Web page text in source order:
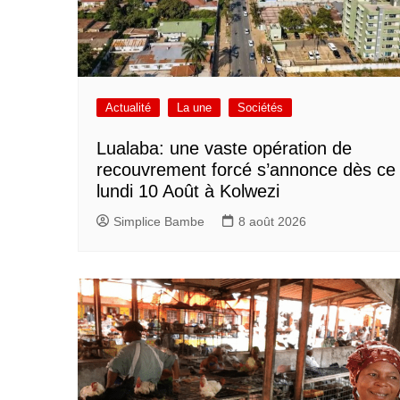
Actualité La une Sociétés
Lualaba: une vaste opération de
recouvrement forcé s’annonce dès ce
lundi 10 Août à Kolwezi
Simplice Bambe 8 août 2026